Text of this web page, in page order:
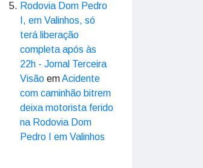
Rodovia Dom Pedro
I, em Valinhos, só
terá liberação
completa após às
22h - Jornal Terceira
Visão emAcidente
com caminhão bitrem
deixa motorista ferido
na Rodovia Dom
Pedro I em Valinhos